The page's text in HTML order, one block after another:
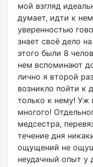
мой взгляд
думает, идти к
уверенностью
знает своё дело
этого были 8
нем вспоминают
лично я второй
возникло пойти к
только к нему! Уж
многого!
медсестра,
течение дня
ощущений не
неудачный опыт у